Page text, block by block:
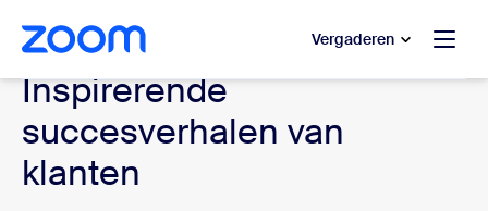
hoofdinhoud gaan
naar hulp via chat Vergaderen
Inspirerende
succesverhalen van
klanten